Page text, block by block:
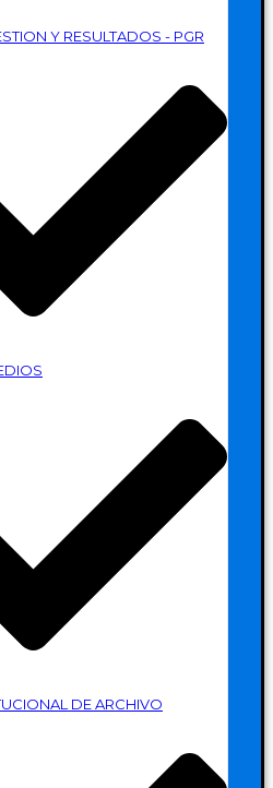
Y RESULTADOS - PGR
DE ARCHIVO